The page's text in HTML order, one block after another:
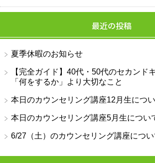
最近の投稿
夏季休暇のお知らせ
【完全ガイド】40代・50代のセカンド
「何をするか」より大切なこと
本日のカウンセリング講座12月生につ
本日のカウンセリング講座5月生につい
6/27（土）のカウンセリング講座につい